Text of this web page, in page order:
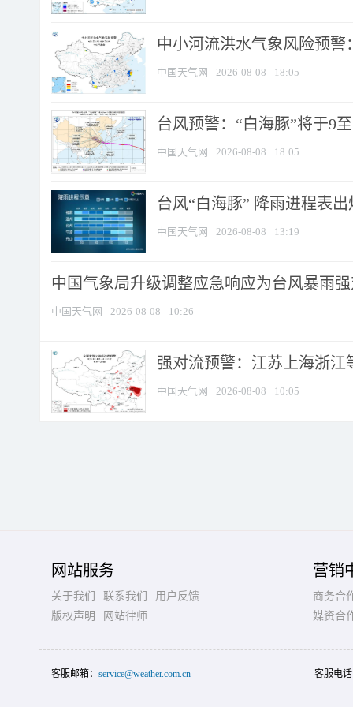
中小河流洪水气象风险预
中国天气网 2026-08-08 18:05
台风预警：“白海豚”将于9
中国天气网 2026-08-08 18:05
台风“白海豚” 降雨进程表
中国天气网 2026-08-08 13:19
中国气象局升级调整应急响应为台风暴雨
中国天气网 2026-08-08 10:26
强对流预警：江苏上海浙江
中国天气网 2026-08-08 10:05
网站服务
关于我们 联系我们
用户反馈
版权声明
网站律师
营销
商务合
媒资合
客服邮箱： service@weather.com.cn 客服电